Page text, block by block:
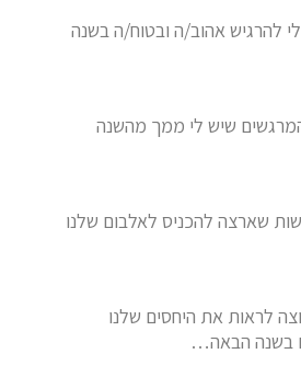
להרגיש אהוב/ה ובטוח/ה בשנה
המרגשים שיש לי ממך מהשנה
שארצה להכניס לאלבום שלנו
לראות את היחסים שלנו
בשנה הבאה…